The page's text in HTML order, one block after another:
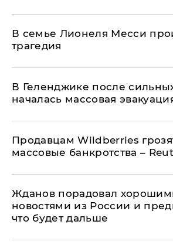
В семье Лионеля Месси
трагедия
В Геленджике после
началась массовая
Продавцам Wildberries
массовые банкротства –
Жданов порадовал
новостями из России и
что будет дальше